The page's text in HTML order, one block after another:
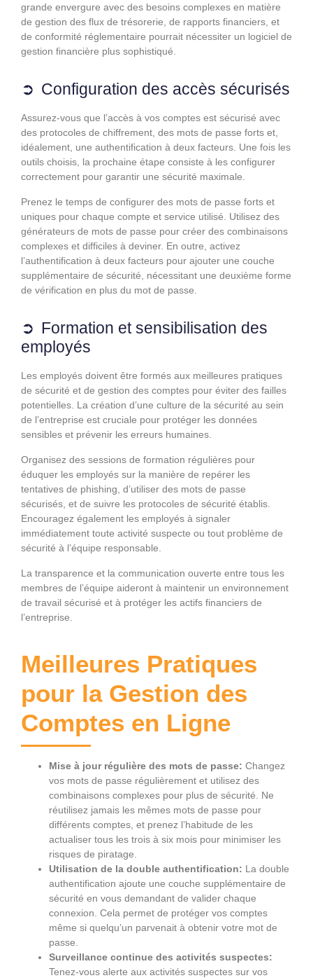
grande envergure avec des besoins complexes en matière
de gestion des flux de trésorerie, de rapports financiers, et
de conformité réglementaire pourrait nécessiter un logiciel de
gestion financière plus sophistiqué.
Configuration des accès sécurisés
Assurez-vous que l’accès à vos comptes est sécurisé avec
des protocoles de chiffrement, des mots de passe forts et,
idéalement, une authentification à deux facteurs. Une fois les
outils choisis, la prochaine étape consiste à les configurer
correctement pour garantir une sécurité maximale.
Prenez le temps de configurer des mots de passe forts et
uniques pour chaque compte et service utilisé. Utilisez des
générateurs de mots de passe pour créer des combinaisons
complexes et difficiles à deviner. En outre, activez
l’authentification à deux facteurs pour ajouter une couche
supplémentaire de sécurité, nécessitant une deuxième forme
de vérification en plus du mot de passe.
Formation et sensibilisation des
employés
Les employés doivent être formés aux meilleures pratiques
de sécurité et de gestion des comptes pour éviter des failles
potentielles. La création d’une culture de la sécurité au sein
de l’entreprise est cruciale pour protéger les données
sensibles et prévenir les erreurs humaines.
Organisez des sessions de formation régulières pour
éduquer les employés sur la manière de repérer les
tentatives de phishing, d’utiliser des mots de passe
sécurisés, et de suivre les protocoles de sécurité établis.
Encouragez également les employés à signaler
immédiatement toute activité suspecte ou tout problème de
sécurité à l’équipe responsable.
La transparence et la communication ouverte entre tous les
membres de l’équipe aideront à maintenir un environnement
de travail sécurisé et à protéger les actifs financiers de
l’entreprise.
Meilleures Pratiques
pour la Gestion des
Comptes en Ligne
Mise à jour régulière des mots de passe: Changez
vos mots de passe régulièrement et utilisez des
combinaisons complexes pour plus de sécurité. Ne
réutilisez jamais les mêmes mots de passe pour
différents comptes, et prenez l’habitude de les
actualiser tous les trois à six mois pour minimiser les
risques de piratage.
Utilisation de la double authentification: La double
authentification ajoute une couche supplémentaire de
sécurité en vous demandant de valider chaque
connexion. Cela permet de protéger vos comptes
même si quelqu’un parvenait à obtenir votre mot de
passe.
Surveillance continue des activités suspectes:
Tenez-vous alerte aux activités suspectes sur vos